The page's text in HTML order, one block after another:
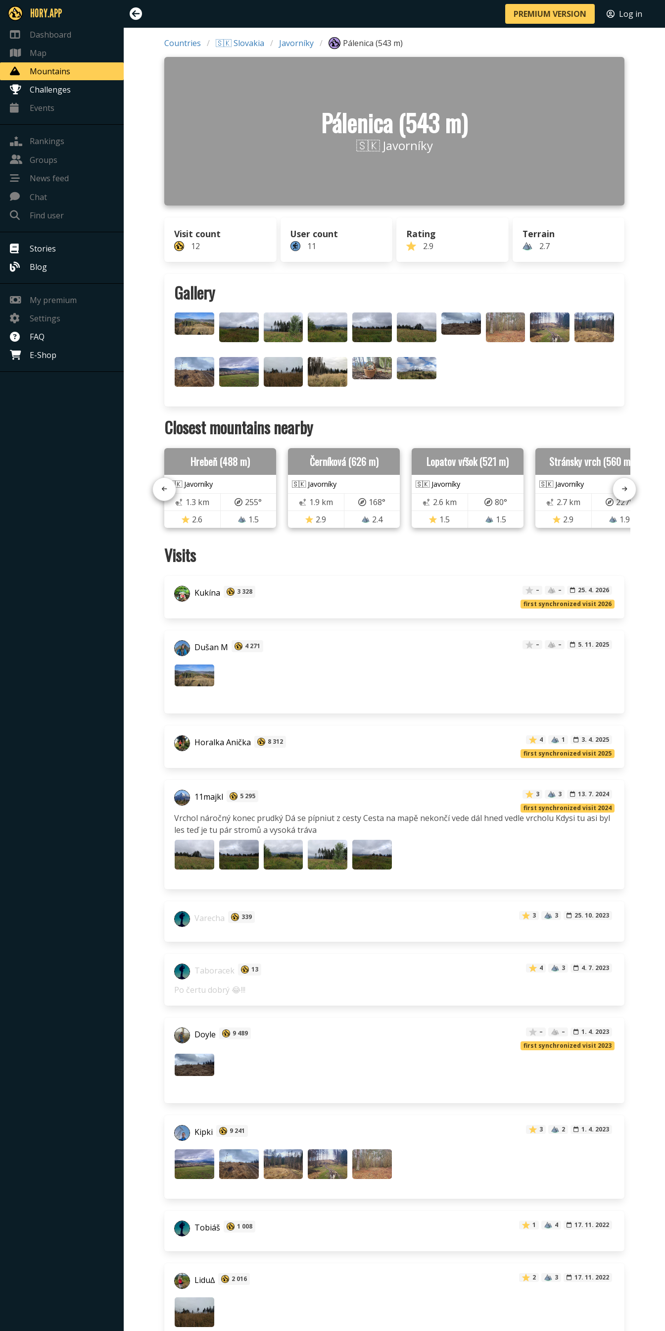
HORY.APP
Dashboard
Map
Mountains
Challenges
Events
Rankings
Groups
News feed
Chat
Find user
Stories
Blog
My premium
Settings
FAQ
E-Shop
PREMIUM VERSION Log in
Countries 🇸🇰 Slovakia Javorníky Pálenica (543 m)
Pálenica (543 m)
🇸🇰 Javorníky
Visit count
12
User count
11
Rating
2.9
Terrain
2.7
Gallery
Closest mountains nearby
Hrebeň (488 m)
🇸🇰 Javorníky
1.3 km
255°
2.6
1.5
Černíková (626 m)
🇸🇰 Javorníky
1.9 km
168°
2.9
2.4
Lopatov vŕšok (521 m)
🇸🇰 Javorníky
2.6 km
80°
1.5
1.5
Stránsky vrch (560 m)
🇸🇰 Javorníky
2.7 km
227°
2.9
1.9
Visits
Kukína 3 328 – –
25. 4. 2026
first synchronized visit 2026
Dušan M 4 271 – – 5. 11. 2025
Horalka Anička 8 312 4 1
3. 4. 2025
first synchronized visit 2025
11majkl 5 295 3 3
13. 7. 2024
first synchronized visit 2024
Vrchol náročný konec prudký Dá se pípniut z cesty Cesta na mapě nekončí vede dál hned vedle vrcholu Kdysi tu asi byl
les teď je tu pár stromů a vysoká tráva
Varecha 339 3 3 25. 10. 2023
Taboracek 13 4 3 4. 7. 2023
Po čertu dobrý 😂!!!
Doyle 9 489 – –
1. 4. 2023
first synchronized visit 2023
Kipki 9 241 3 2 1. 4. 2023
Tobiáš 1 008 1 4 17. 11. 2022
Lidu∆ 2 016 2 3 17. 11. 2022